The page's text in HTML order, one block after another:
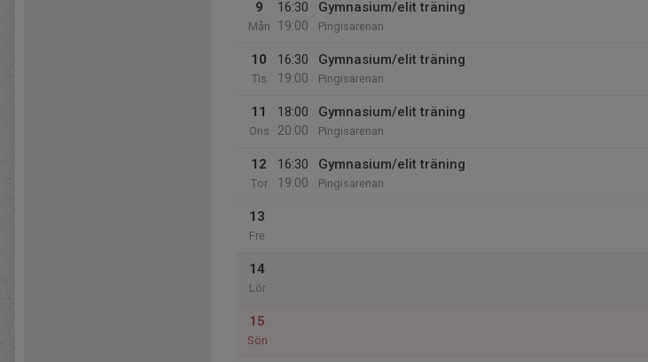
9
Mån
16:30
19:00
Gymnasium/elit träning
Pingisarenan
10
Tis
16:30
19:00
Gymnasium/elit träning
Pingisarenan
11
Ons
18:00
20:00
Gymnasium/elit träning
Pingisarenan
12
Tor
16:30
19:00
Gymnasium/elit träning
Pingisarenan
13
Fre
14
Lör
15
Sön